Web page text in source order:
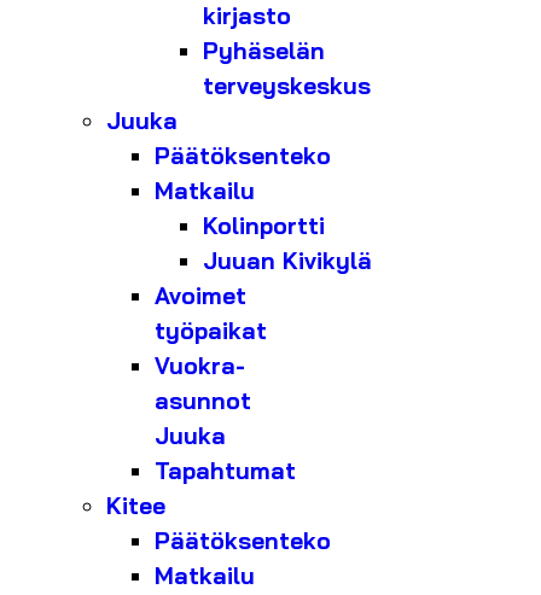
kirjasto
Pyhäselän
terveyskeskus
Juuka
Päätöksenteko
Matkailu
Kolinportti
Juuan Kivikylä
Avoimet
työpaikat
Vuokra-
asunnot
Juuka
Tapahtumat
Kitee
Päätöksenteko
Matkailu